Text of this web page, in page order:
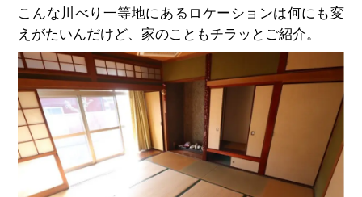
こんな川べり一等地にあるロケーションは何にも変
えがたいんだけど、家のこともチラッとご紹介。